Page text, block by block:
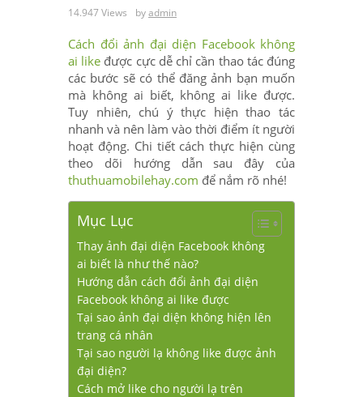
14.947 Views byadmin
Cách đổi ảnh đại diện Facebook không
ai like được cực dễ chỉ cần thao tác đúng
các bước sẽ có thể đăng ảnh bạn muốn
mà không ai biết, không ai like được.
Tuy nhiên, chú ý thực hiện thao tác
nhanh và nên làm vào thời điểm ít người
hoạt động. Chi tiết cách thực hiện cùng
theo dõi hướng dẫn sau đây của
thuthuamobilehay.com để nắm rõ nhé!
Mục Lục
Thay ảnh đại diện Facebook không
ai biết là như thế nào?
Hướng dẫn cách đổi ảnh đại diện
Facebook không ai like được
Tại sao ảnh đại diện không hiện lên
trang cá nhân
Tại sao người lạ không like được ảnh
đại diện?
Cách mở like cho người lạ trên